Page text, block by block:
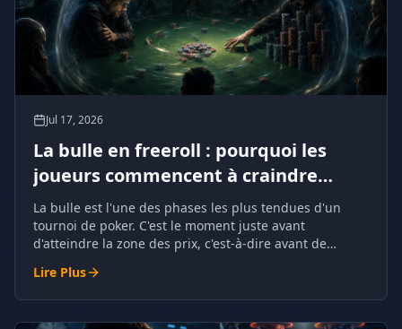
Jul 17, 2026
La bulle en freeroll : pourquoi les
joueurs commencent à craindre
l'élimination
La bulle est l'une des phases les plus tendues d'un
tournoi de poker. C'est le moment juste avant
d'atteindre la zone des prix, c'est-à-dire avant de
Lire Plus